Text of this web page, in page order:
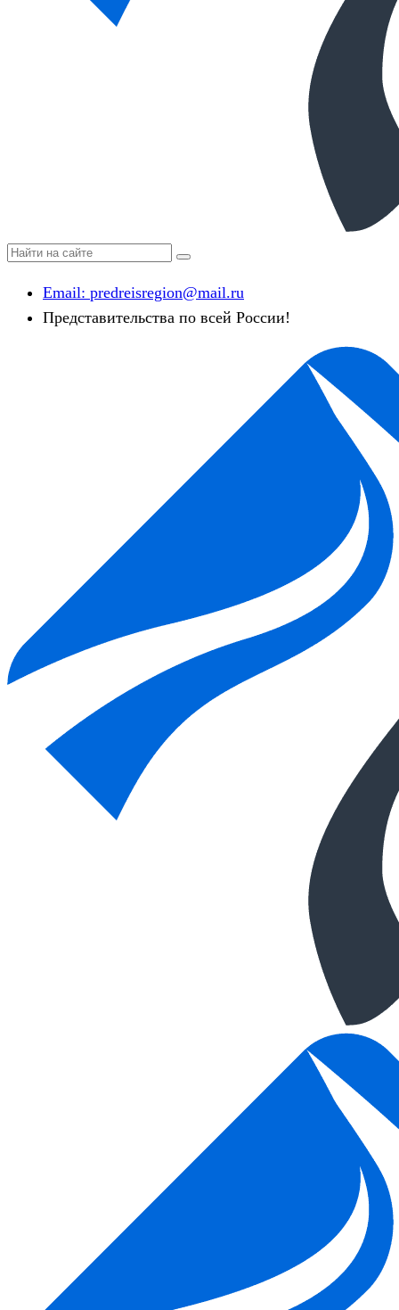
Email: predreisregion@mail.ru
Представительства по всей России!